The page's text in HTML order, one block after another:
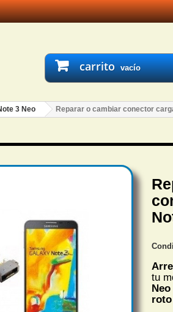
carrito vacío
3 Neo Reparar o cambiar conector
tu
Neo
roto